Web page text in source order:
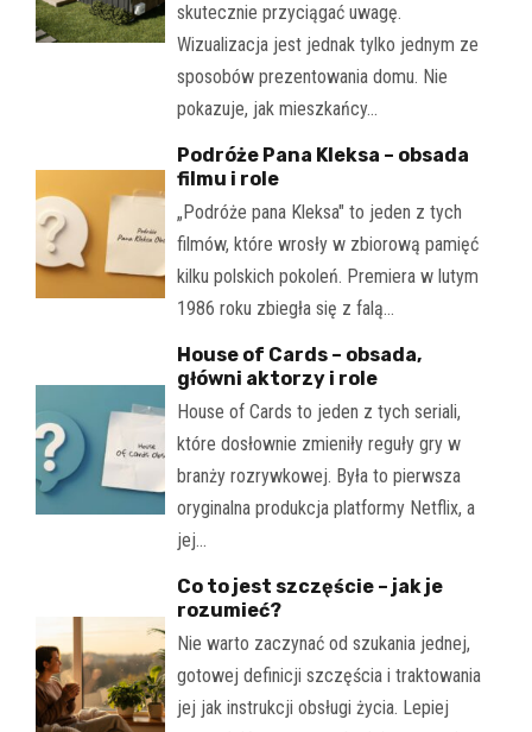
skutecznie przyciągać uwagę.
Wizualizacja jest jednak tylko jednym ze
sposobów prezentowania domu. Nie
pokazuje, jak mieszkańcy…
Podróże Pana Kleksa – obsada
filmu i role
„Podróże pana Kleksa" to jeden z tych
filmów, które wrosły w zbiorową pamięć
kilku polskich pokoleń. Premiera w lutym
1986 roku zbiegła się z falą…
House of Cards – obsada,
główni aktorzy i role
House of Cards to jeden z tych seriali,
które dosłownie zmieniły reguły gry w
branży rozrywkowej. Była to pierwsza
oryginalna produkcja platformy Netflix, a
jej…
Co to jest szczęście – jak je
rozumieć?
Nie warto zaczynać od szukania jednej,
gotowej definicji szczęścia i traktowania
jej jak instrukcji obsługi życia. Lepiej